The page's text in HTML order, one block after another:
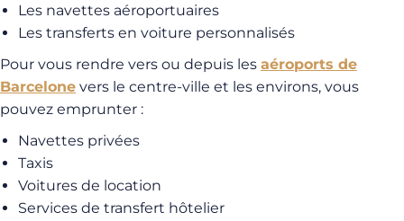
Les navettes aéroportuaires
Les transferts en voiture personnalisés
Pour vous rendre vers ou depuis les aéroports de
Barcelone vers le centre-ville et les environs, vous
pouvez emprunter :
Navettes privées
Taxis
Voitures de location
Services de transfert hôtelier